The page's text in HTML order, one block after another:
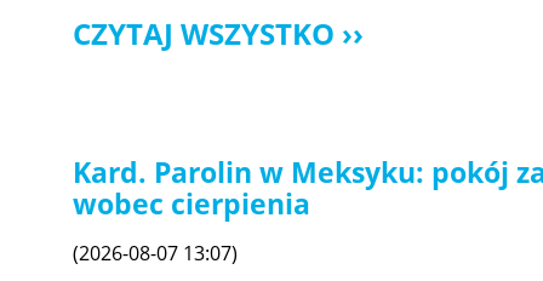
CZYTAJ WSZYSTKO
Kard. Parolin w Meksyku: pokój
wobec cierpienia
(2026-08-07 13:07)